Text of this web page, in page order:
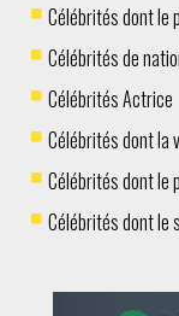
Célébrités dont le
Célébrités de
Célébrités Actrice
Célébrités dont la
Célébrités dont le
Célébrités dont le